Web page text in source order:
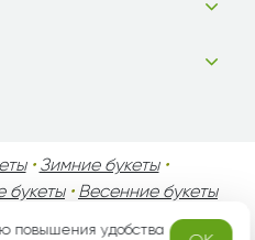
• Зимние букеты•
букеты• Весенние букеты
День Матери•
повышения удобства